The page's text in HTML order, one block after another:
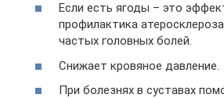
Если есть ягоды – это
профилактика
частых головных болей.
Снижает кровяное давление.
При болезнях в суставах